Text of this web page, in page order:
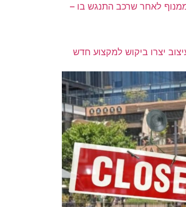
לאחר שרכב התנגש בו –
יצרו ביקוש למקצוע חדש